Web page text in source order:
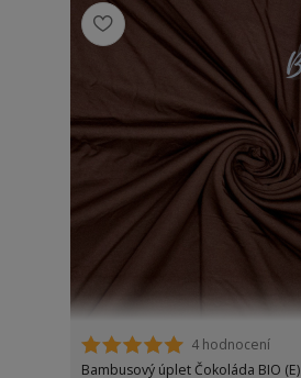
4 hodnocení
Bambusový úplet Čokoláda BIO (E)